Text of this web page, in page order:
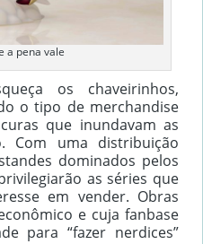
a pena vale
os chaveirinhos,
o tipo de merchandise
que inundavam as
Com uma distribuição
dominados pelos
as séries que
em vender. Obras
e cuja fanbase
para “fazer nerdices”